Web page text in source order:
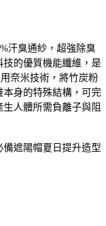
汗臭通紗，超強除臭
的優質機能纖維，是
奈米技術，將竹炭粉
身的特殊結構，可完
人體所需負離子與阻
遮陽帽夏日提升造型